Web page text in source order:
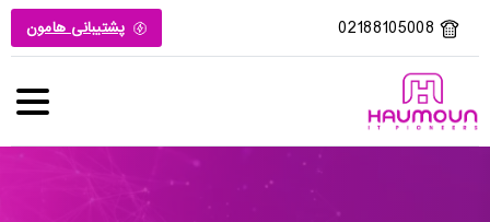
02188105008 پشتیبانی هامون